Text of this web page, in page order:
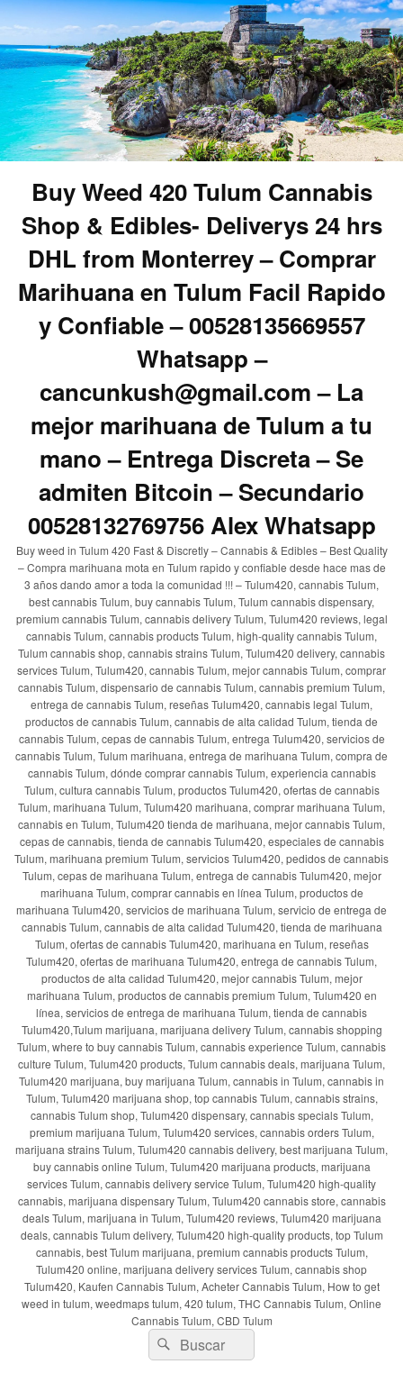
Buy Weed 420 Tulum Cannabis
Shop & Edibles- Deliverys 24 hrs
DHL from Monterrey – Comprar
Marihuana en Tulum Facil Rapido
y Confiable – 00528135669557
Whatsapp –
cancunkush@gmail.com – La
mejor marihuana de Tulum a tu
mano – Entrega Discreta – Se
admiten Bitcoin – Secundario
00528132769756 Alex Whatsapp
Buy weed in Tulum 420 Fast & Discretly – Cannabis & Edibles – Best Quality
– Compra marihuana mota en Tulum rapido y confiable desde hace mas de
3 años dando amor a toda la comunidad !!! – Tulum420, cannabis Tulum,
best cannabis Tulum, buy cannabis Tulum, Tulum cannabis dispensary,
premium cannabis Tulum, cannabis delivery Tulum, Tulum420 reviews, legal
cannabis Tulum, cannabis products Tulum, high-quality cannabis Tulum,
Tulum cannabis shop, cannabis strains Tulum, Tulum420 delivery, cannabis
services Tulum, Tulum420, cannabis Tulum, mejor cannabis Tulum, comprar
cannabis Tulum, dispensario de cannabis Tulum, cannabis premium Tulum,
entrega de cannabis Tulum, reseñas Tulum420, cannabis legal Tulum,
productos de cannabis Tulum, cannabis de alta calidad Tulum, tienda de
cannabis Tulum, cepas de cannabis Tulum, entrega Tulum420, servicios de
cannabis Tulum, Tulum marihuana, entrega de marihuana Tulum, compra de
cannabis Tulum, dónde comprar cannabis Tulum, experiencia cannabis
Tulum, cultura cannabis Tulum, productos Tulum420, ofertas de cannabis
Tulum, marihuana Tulum, Tulum420 marihuana, comprar marihuana Tulum,
cannabis en Tulum, Tulum420 tienda de marihuana, mejor cannabis Tulum,
cepas de cannabis, tienda de cannabis Tulum420, especiales de cannabis
Tulum, marihuana premium Tulum, servicios Tulum420, pedidos de cannabis
Tulum, cepas de marihuana Tulum, entrega de cannabis Tulum420, mejor
marihuana Tulum, comprar cannabis en línea Tulum, productos de
marihuana Tulum420, servicios de marihuana Tulum, servicio de entrega de
cannabis Tulum, cannabis de alta calidad Tulum420, tienda de marihuana
Tulum, ofertas de cannabis Tulum420, marihuana en Tulum, reseñas
Tulum420, ofertas de marihuana Tulum420, entrega de cannabis Tulum,
productos de alta calidad Tulum420, mejor cannabis Tulum, mejor
marihuana Tulum, productos de cannabis premium Tulum, Tulum420 en
línea, servicios de entrega de marihuana Tulum, tienda de cannabis
Tulum420,Tulum marijuana, marijuana delivery Tulum, cannabis shopping
Tulum, where to buy cannabis Tulum, cannabis experience Tulum, cannabis
culture Tulum, Tulum420 products, Tulum cannabis deals, marijuana Tulum,
Tulum420 marijuana, buy marijuana Tulum, cannabis in Tulum, cannabis in
Tulum, Tulum420 marijuana shop, top cannabis Tulum, cannabis strains,
cannabis Tulum shop, Tulum420 dispensary, cannabis specials Tulum,
premium marijuana Tulum, Tulum420 services, cannabis orders Tulum,
marijuana strains Tulum, Tulum420 cannabis delivery, best marijuana Tulum,
buy cannabis online Tulum, Tulum420 marijuana products, marijuana
services Tulum, cannabis delivery service Tulum, Tulum420 high-quality
cannabis, marijuana dispensary Tulum, Tulum420 cannabis store, cannabis
deals Tulum, marijuana in Tulum, Tulum420 reviews, Tulum420 marijuana
deals, cannabis Tulum delivery, Tulum420 high-quality products, top Tulum
cannabis, best Tulum marijuana, premium cannabis products Tulum,
Tulum420 online, marijuana delivery services Tulum, cannabis shop
Tulum420, Kaufen Cannabis Tulum, Acheter Cannabis Tulum, How to get
weed in tulum, weedmaps tulum, 420 tulum, THC Cannabis Tulum, Online
Cannabis Tulum, CBD Tulum
Buscar
por:
Buscar